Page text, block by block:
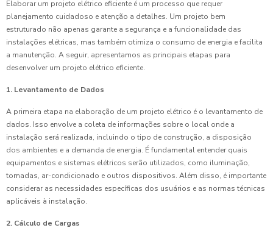
Elaborar um projeto elétrico eficiente é um processo que requer
planejamento cuidadoso e atenção a detalhes. Um projeto bem
estruturado não apenas garante a segurança e a funcionalidade das
instalações elétricas, mas também otimiza o consumo de energia e facilita
a manutenção. A seguir, apresentamos as principais etapas para
desenvolver um projeto elétrico eficiente.
1. Levantamento de Dados
A primeira etapa na elaboração de um projeto elétrico é o levantamento de
dados. Isso envolve a coleta de informações sobre o local onde a
instalação será realizada, incluindo o tipo de construção, a disposição
dos ambientes e a demanda de energia. É fundamental entender quais
equipamentos e sistemas elétricos serão utilizados, como iluminação,
tomadas, ar-condicionado e outros dispositivos. Além disso, é importante
considerar as necessidades específicas dos usuários e as normas técnicas
aplicáveis à instalação.
2. Cálculo de Cargas